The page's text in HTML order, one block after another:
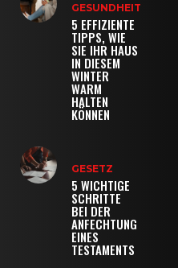
GESUNDHEIT
5 EFFIZIENTE
TIPPS, WIE
SIE IHR HAUS
IN DIESEM
WINTER
WARM
HALTEN
KÖNNEN
GESETZ
5 WICHTIGE
SCHRITTE
BEI DER
ANFECHTUNG
EINES
TESTAMENTS